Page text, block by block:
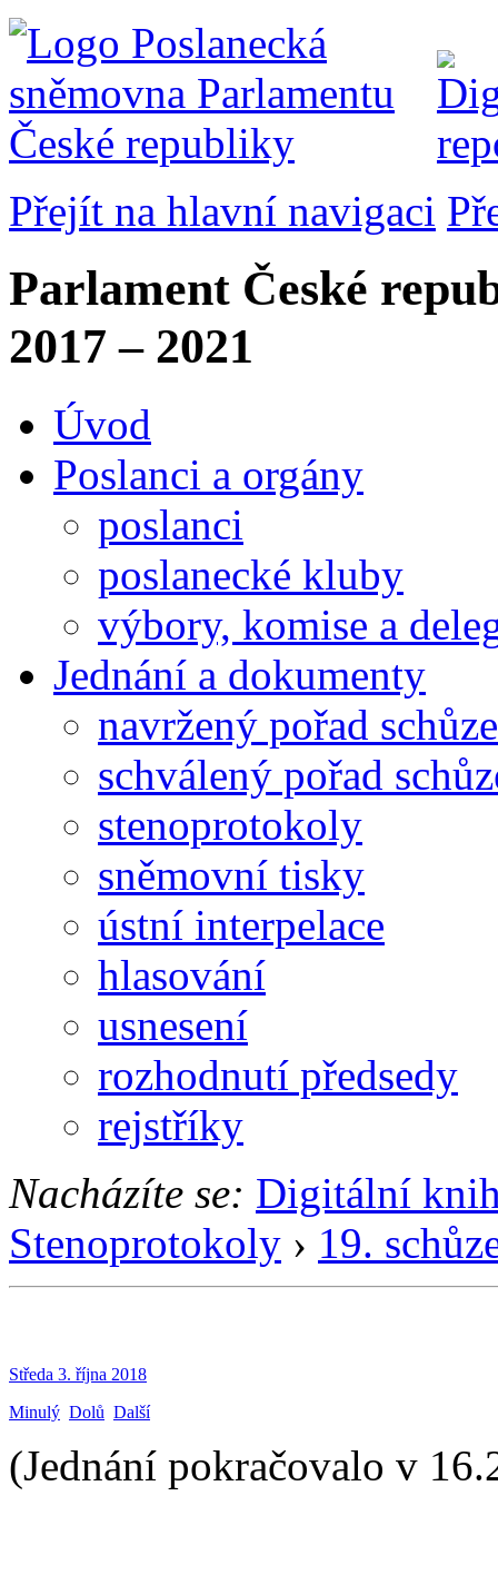
Přejít na hlavní navigaci
Parlament České
2017 – 2021
Úvod
Poslanci a orgány
poslanci
poslanecké kluby
výbory, komise a
Jednání a dokumenty
navržený pořad schůze
schválený pořad
stenoprotokoly
sněmovní tisky
ústní interpelace
hlasování
usnesení
rozhodnutí předsedy
rejstříky
Nacházíte se: Digitální
Stenoprotokoly › 19.
Středa 3. října 2018
Minulý Dolů Další
(Jednání pokračovalo v